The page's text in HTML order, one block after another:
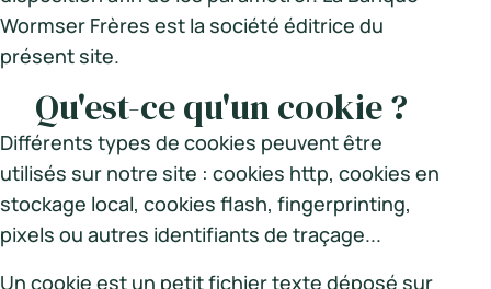
Wormser Frères est la société éditrice du
présent site.
Qu'est-ce qu'un cookie ?
Différents types de cookies peuvent être
utilisés sur notre site : cookies http, cookies en
stockage local, cookies flash, fingerprinting,
pixels ou autres identifiants de traçage...
Un cookie est un petit fichier texte déposé sur